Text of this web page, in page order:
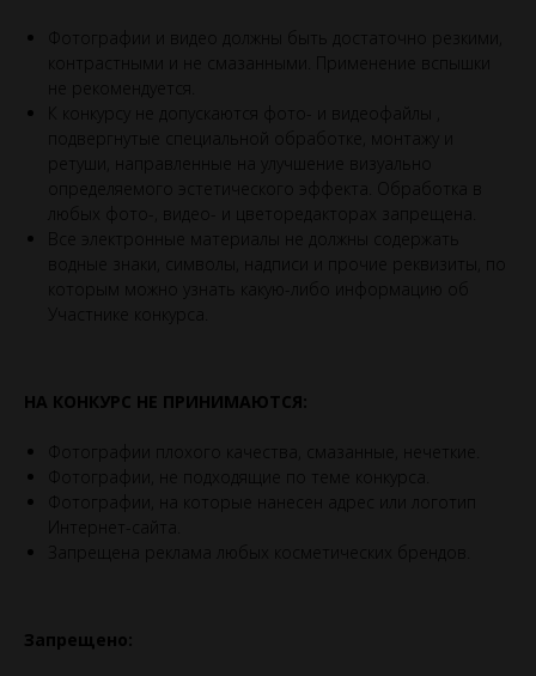
Фотографии и видео должны быть достаточно резкими,
контрастными и не смазанными. Применение вспышки
не рекомендуется.
К конкурсу не допускаются фото- и видеофайлы ,
подвергнутые специальной обработке, монтажу и
ретуши, направленные на улучшение визуально
определяемого эстетического эффекта. Обработка в
любых фото-, видео- и цветоредакторах запрещена.
Все электронные материалы не должны содержать
водные знаки, символы, надписи и прочие реквизиты, по
которым можно узнать какую-либо информацию об
Участнике конкурса.
НА КОНКУРС НЕ ПРИНИМАЮТСЯ:
Фотографии плохого качества, смазанные, нечеткие.
Фотографии, не подходящие по теме конкурса.
Фотографии, на которые нанесен адрес или логотип
Интернет-сайта.
Запрещена реклама любых косметических брендов.
Запрещено: